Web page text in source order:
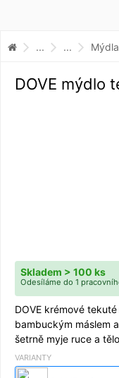
... ... Mýdla
DOVE mýdlo
Skladem > 100 ks
Odesíláme do 1
DOVE krémové
bambuckým máslem
šetrně myje ruce a
VARIANTY